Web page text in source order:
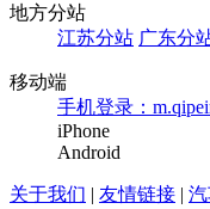
地方分站
江苏分站 广东分
移动端
手机登录：
iPhone
Android
关于我们 | 友情链接 |